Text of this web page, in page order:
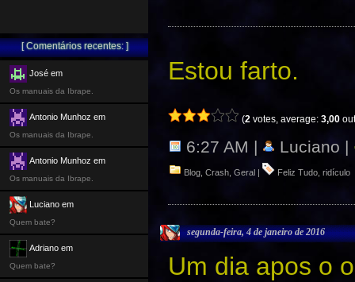
Estou farto.
(2 votes, average:3,00
6:27 AM | Luciano |
Blog ,Crash ,Geral | Feliz Tudo ,ridículo
segunda-feira, 4 de janeiro de 2016
Um dia apos o
[ Comentários recentes: ]
José em
Os manuais da Ibrape.
Antonio Munhoz em
Os manuais da Ibrape.
Antonio Munhoz em
Os manuais da Ibrape.
Luciano em
Quem bate?
Adriano em
Quem bate?